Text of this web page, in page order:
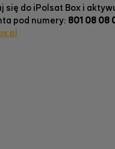
się do iPolsat Box i
pod numery: 801 08 08